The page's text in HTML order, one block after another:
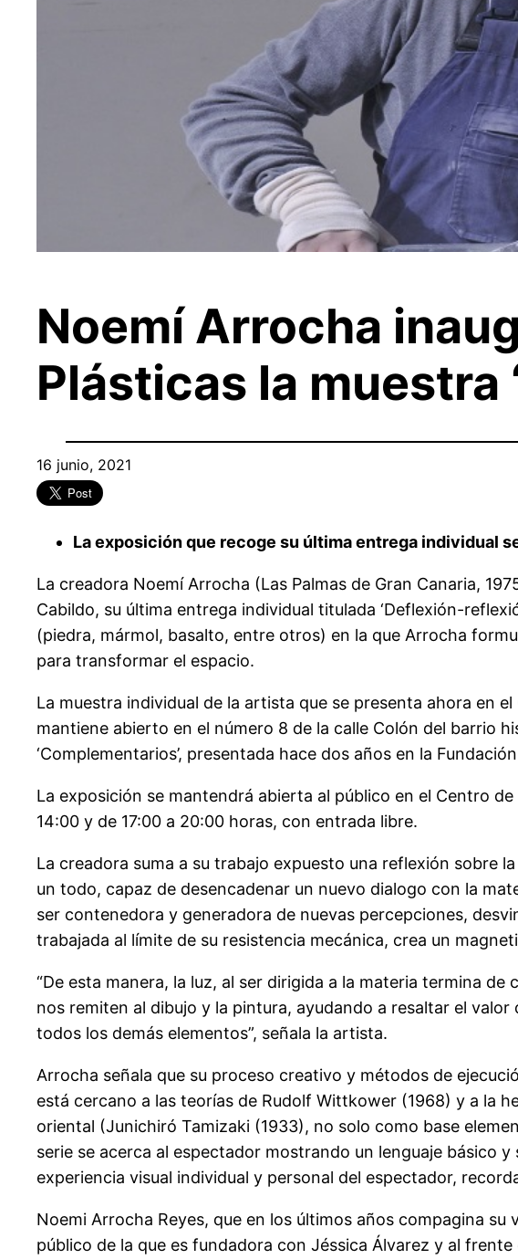
Noemí Arrocha
Plásticas la muestra
16 junio, 2021
La exposición que recoge su última entrega individual
La creadora Noemí Arrocha (Las Palmas de Gran Canaria,
Cabildo, su última entrega individual titulada ‘Deflexión-
(piedra, mármol, basalto, entre otros) en la que Arrocha
para transformar el espacio.
La muestra individual de la artista que se presenta ahora en
mantiene abierto en el número 8 de la calle Colón del barrio
‘Complementarios’, presentada hace dos años en la
La exposición se mantendrá abierta al público en el Centro
14:00 y de 17:00 a 20:00 horas, con entrada libre.
La creadora suma a su trabajo expuesto una reflexión sobre
un todo, capaz de desencadenar un nuevo dialogo con la
ser contenedora y generadora de nuevas percepciones,
trabajada al límite de su resistencia mecánica, crea un
“De esta manera, la luz, al ser dirigida a la materia termina
nos remiten al dibujo y la pintura, ayudando a resaltar el
todos los demás elementos”, señala la artista.
Arrocha señala que su proceso creativo y métodos de
está cercano a las teorías de Rudolf Wittkower (1968) y a la
oriental (Junichiró Tamizaki (1933), no solo como base
serie se acerca al espectador mostrando un lenguaje básico
experiencia visual individual y personal del espectador,
Noemi Arrocha Reyes, que en los últimos años compagina
público de la que es fundadora con Jéssica Álvarez y al